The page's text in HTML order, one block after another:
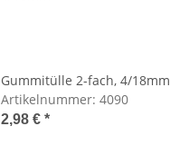
Gummitülle 2-fach, 4/18mm
Artikelnummer: 4090
2,98 € *